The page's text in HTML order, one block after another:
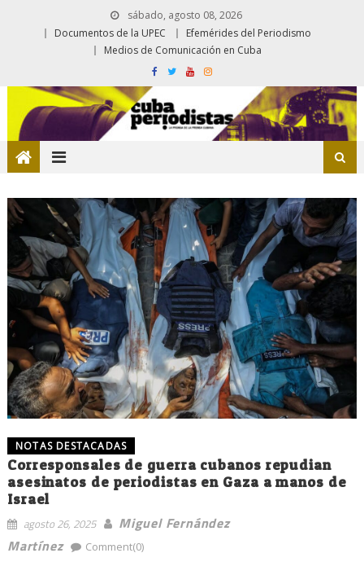
sábado, agosto 08, 2026
Documentos de la UPEC
Efemérides del Periodismo
Medios de Comunicación en Cuba
NOTAS DESTACADAS
Corresponsales de guerra cubanos repudian
asesinatos de periodistas en Gaza a manos de
Israel
agosto 26, 2025
Miguel Fernández
Martínez
Comment(0)